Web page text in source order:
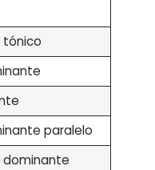
tónico
paralelo
dominante